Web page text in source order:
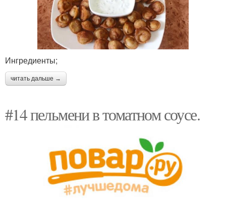
Ингредиенты;
читать дальше →
#14 пельмени в томатном соусе.